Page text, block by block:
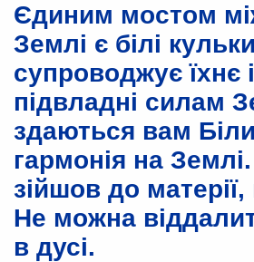
Єдиним мостом
Землі є білі
супроводжує їхнє
підвладні силам
здаються вам
гармонія на
зійшов до
Не можна
в дусі.